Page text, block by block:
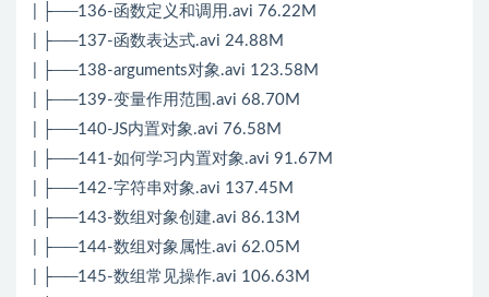
| ├──136-函数定义和调用.avi 76.22M
| ├──137-函数表达式.avi 24.88M
| ├──138-arguments对象.avi 123.58M
| ├──139-变量作用范围.avi 68.70M
| ├──140-JS内置对象.avi 76.58M
| ├──141-如何学习内置对象.avi 91.67M
| ├──142-字符串对象.avi 137.45M
| ├──143-数组对象创建.avi 86.13M
| ├──144-数组对象属性.avi 62.05M
| ├──145-数组常见操作.avi 106.63M